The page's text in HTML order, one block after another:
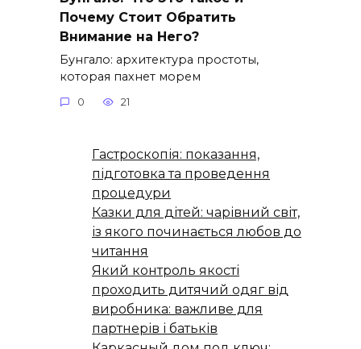
Почему Стоит Обратить
Внимание на Него?
Бунгало: архитектура простоты,
которая пахнет морем
0 21
Гастроскопія: показання,
підготовка та проведення
процедури
Казки для дітей: чарівний світ,
із якого починається любов до
читання
Який контроль якості
проходить дитячий одяг від
виробника: важливе для
партнерів і батьків